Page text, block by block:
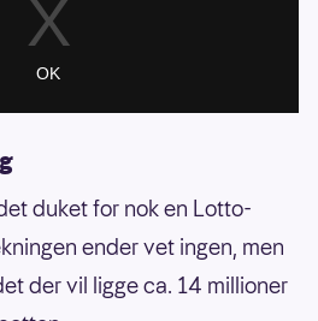
duket for nok en Lotto-
ender vet ingen, men
der vil ligge ca. 14 millioner